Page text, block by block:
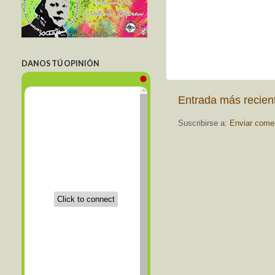
Entrada más
Suscribirse a: Enviar
DANOS TÚ OPINIÓN